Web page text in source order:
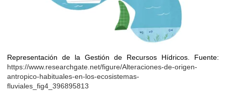
Representación de la Gestión de Recursos Hídricos. Fuente:
https://www.researchgate.net/figure/Alteraciones-de-origen-
antropico-habituales-en-los-ecosistemas-
fluviales_fig4_396895813